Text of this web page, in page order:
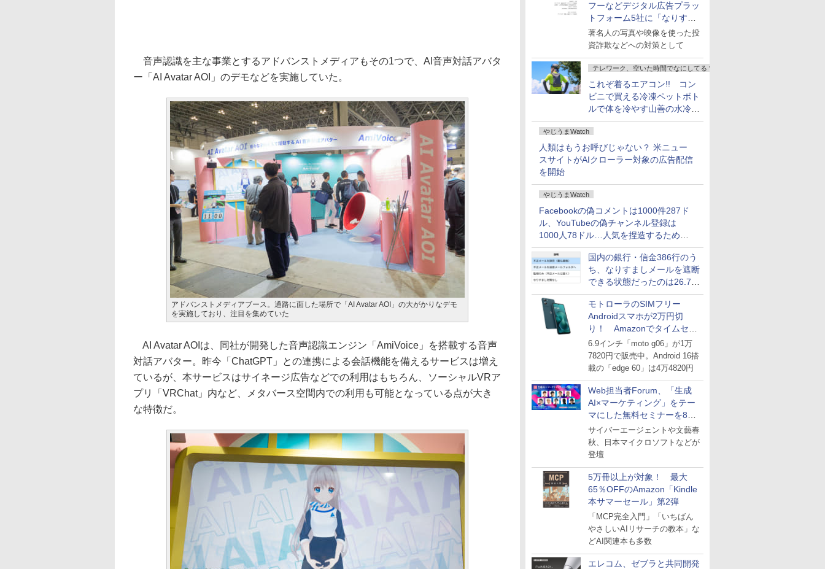
フーなどデジタル広告プラッ
トフォーム5社に「なりすま
し詐欺広告」対策強化を要請
著名人の写真や映像を使った投
資詐欺などへの対策として
テレワーク、空いた時間でなにしてる？
これぞ着るエアコン!! コン
ビニで買える冷凍ペットボト
ルで体を冷やす山善の水冷ベ
ストがロードバイクにちょう
どいい【ぼっち・ざ・ろー
ど！その14】
やじうまWatch
人類はもうお呼びじゃない？ 米ニュー
スサイトがAIクローラー対象の広告配信
を開始
やじうまWatch
Facebookの偽コメントは1000件287ド
ル、YouTubeの偽チャンネル登録は
1000人78ドル…人気を捏造するための
価格リストが公開中
国内の銀行・信金386行のう
ち、なりすましメールを遮断
できる状態だったのは26.7％
にとどまる～GMOブランド
セキュリティ調査
モトローラのSIMフリー
Androidスマホが2万円切
り！ Amazonでタイムセー
ル
6.9インチ「moto g06」が1万
7820円で販売中。Android 16搭
載の「edge 60」は4万4820円
Web担当者Forum、「生成
AI×マーケティング」をテー
マにした無料セミナーを8月
27日にオンライン開催
サイバーエージェントや文藝春
秋、日本マイクロソフトなどが
登壇
5万冊以上が対象！ 最大
65％OFFのAmazon「Kindle
本サマーセール」第2弾
「MCP完全入門」「いちばん
やさしいAIリサーチの教本」な
どAI関連本も多数
エレコム、ゼブラと共同開発
音声認識を主な事業とするアドバンストメディアもその1つで、AI音声対話アバタ
ー「AI Avatar AOI」のデモなどを実施していた。
アドバンストメディアブース。通路に面した場所で「AI Avatar AOI」の大がかりなデモ
を実施しており、注目を集めていた
AI Avatar AOIは、同社が開発した音声認識エンジン「AmiVoice」を搭載する音声
対話アバター。昨今「ChatGPT」との連携による会話機能を備えるサービスは増え
ているが、本サービスはサイネージ広告などでの利用はもちろん、ソーシャルVRア
プリ「VRChat」内など、メタバース空間内での利用も可能となっている点が大き
な特徴だ。